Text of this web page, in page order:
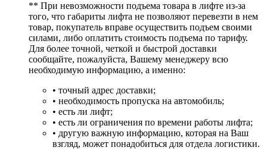
** При невозможности подъема товара в лифте из-за
того, что габариты лифта не позволяют перевезти в нем
товар, покупатель вправе осуществить подъем своими
силами, либо оплатить стоимость подъема по тарифу.
Для более точной, четкой и быстрой доставки
сообщайте, пожалуйста, Вашему менеджеру всю
необходимую информацию, а именно:
• точный адрес доставки;
• необходимость пропуска на автомобиль;
• есть ли лифт;
• есть ли ограничения по времени работы лифта;
• другую важную информацию, которая на Ваш
взгляд, может понадобиться для отдела логистики.